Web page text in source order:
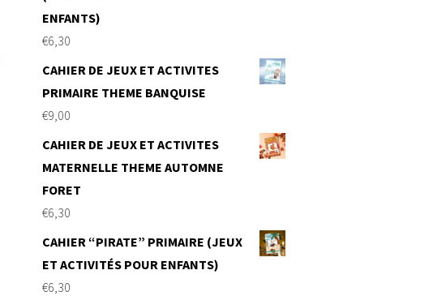
ENFANTS)
€6,30
CAHIER DE JEUX ET ACTIVITES
PRIMAIRE THEME BANQUISE
€9,00
CAHIER DE JEUX ET ACTIVITES
MATERNELLE THEME AUTOMNE
FORET
€6,30
CAHIER “PIRATE” PRIMAIRE (JEUX
ET ACTIVITÉS POUR ENFANTS)
€6,30